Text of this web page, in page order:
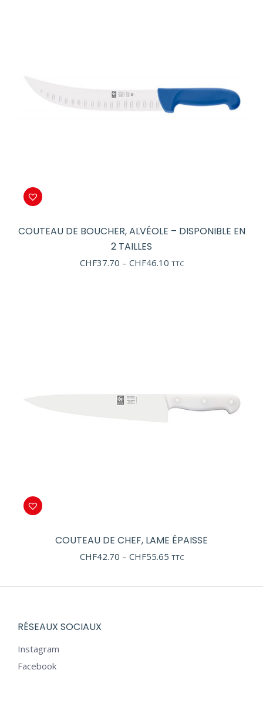
COUTEAU DE BOUCHER, ALVÉOLE – DISPONIBLE EN
2 TAILLES
CHF37.70 – CHF46.10Price
TTC
COUTEAU DE CHEF, LAME ÉPAISSE
CHF42.70 – CHF55.65Price
through
TTC
RÉSEAUX SOCIAUX
Instagram
Facebook